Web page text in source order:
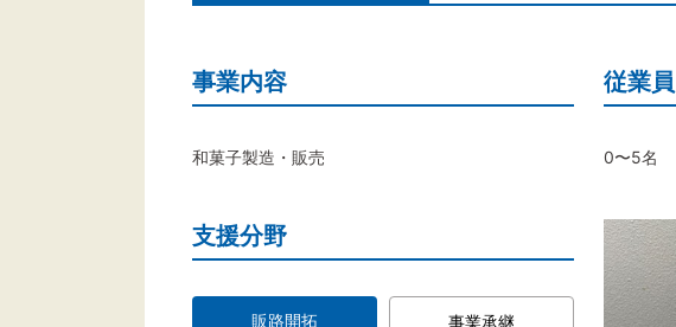
事業内容
和菓子製造・販売
従業員
0〜5名
支援分野
販路開拓 事業承継